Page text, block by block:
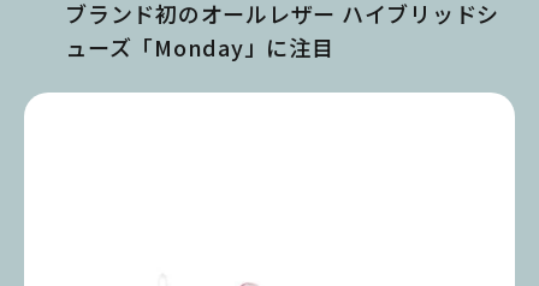
ブランド初のオールレザー ハイブリッドシ
ューズ「Monday」に注目